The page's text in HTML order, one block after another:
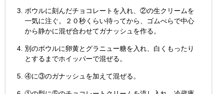
ボウルに刻んだチョコレートを入れ、②の生クリームを
一気に注ぐ。２０秒くらい待ってから、ゴムべらで中心
から静かに混ぜ合わせてガナッシュを作る。
別のボウルに卵黄とグラニュー糖を入れ、白くもったり
とするまでホイッパーで混ぜる。
④に③のガナッシュを加えて混ぜる。